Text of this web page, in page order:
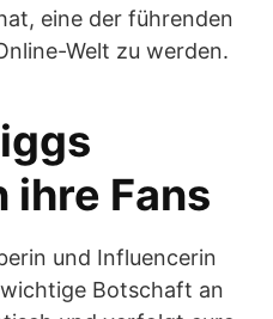
eine der führenden
Welt zu werden.
ihre Fans
und Influencerin
Botschaft an